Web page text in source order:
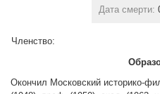
Дата смерти:
Членство:
Окончил Московский историко-